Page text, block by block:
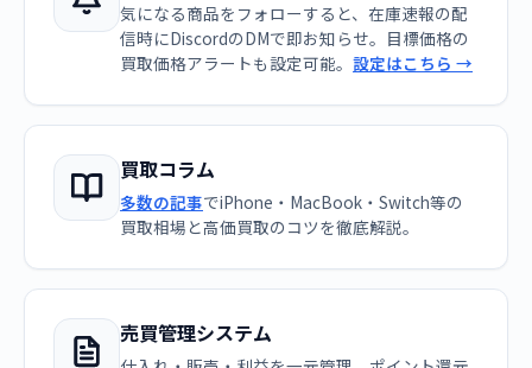
気になる商品をフォローすると、在庫速報の配
信時にDiscordのDMで即お知らせ。目標価格の
買取価格アラートも設定可能。 設定はこちら →
買取コラム
多数の記事でiPhone・MacBook・Switch等の
買取相場と高価買取のコツを徹底解説。
売買管理システム